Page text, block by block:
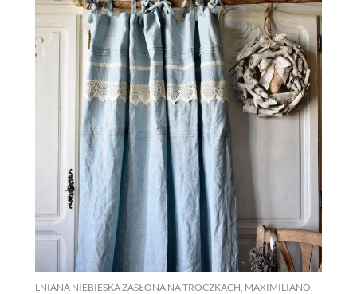
LNIANA NIEBIESKA ZASŁONA NA TROCZKACH, MAXIMILIANO,
RĘKODZIEŁO
RZEMIOSŁO
ZWYCZAJE
ZRÓB TO SAM
PRZEPISY
ŚNIADANIA